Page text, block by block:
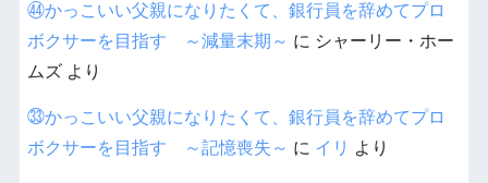
㊹かっこいい父親になりたくて、銀行員を辞めてプロ
ボクサーを目指す ～減量末期～ に シャーリー・ホー
ムズ より
㉝かっこいい父親になりたくて、銀行員を辞めてプロ
ボクサーを目指す ～記憶喪失～ に イリ より